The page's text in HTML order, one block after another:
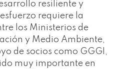
resiliente y
requiere la
los Ministerios de
y Medio Ambiente,
de socios como GGGI,
muy importante en